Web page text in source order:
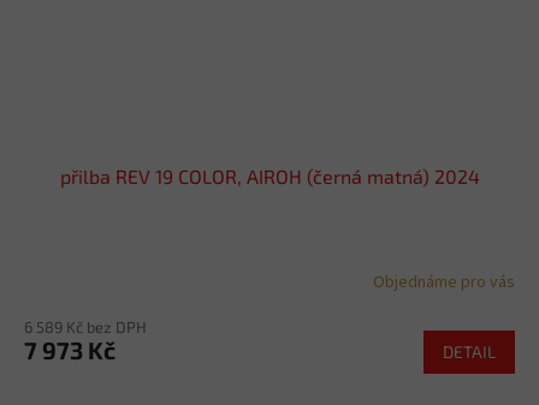
přilba REV 19 COLOR, AIROH (černá matná) 2024
Objednáme pro vás
6 589 Kč bez DPH
7 973 Kč DETAIL